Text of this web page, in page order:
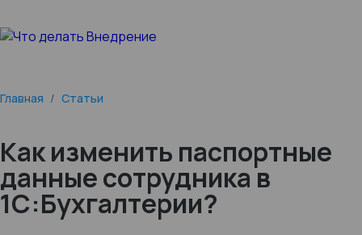
Главная / Статьи
Как изменить паспортные
данные сотрудника в
1С:Бухгалтерии?